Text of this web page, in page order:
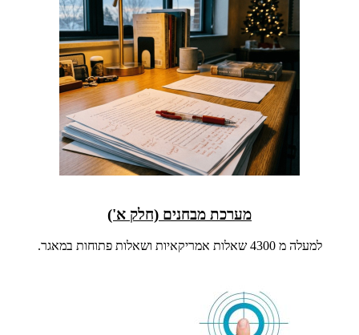
מערכת מבחנים (חלק א')
למעלה מ 4300 שאלות אמריקאיות ושאלות פתוחות במאגר.